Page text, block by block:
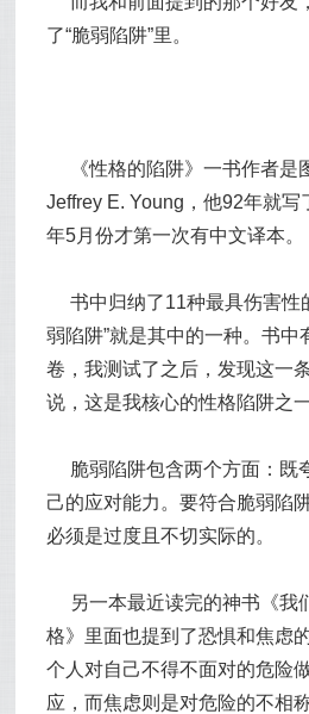
了“脆弱陷阱”里。
《性格的陷阱》一书作者是
Jeffrey E. Young，他92年就写
年5月份才第一次有中文译本。
书中归纳了11种最具伤害性
弱陷阱”就是其中的一种。书中
卷，我测试了之后，发现这一
说，这是我核心的性格陷阱之一
脆弱陷阱包含两个方面：既
己的应对能力。要符合脆弱陷
必须是过度且不切实际的。
另一本最近读完的神书《我
格》里面也提到了恐惧和焦虑
个人对自己不得不面对的危险
应，而焦虑则是对危险的不相